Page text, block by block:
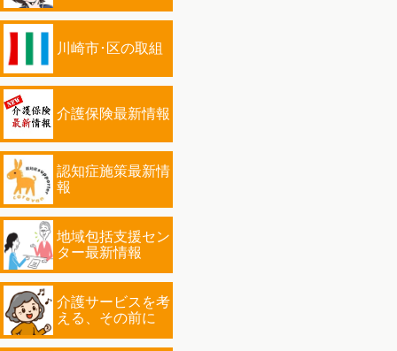
川崎市･区の取組
介護保険最新情報
認知症施策最新情
報
地域包括支援セン
ター最新情報
介護サービスを考
える、その前に